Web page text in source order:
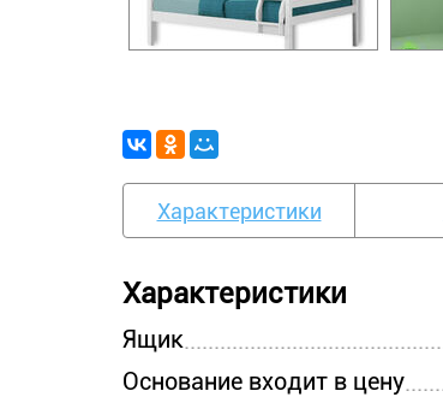
Характеристики
Характеристики
Ящик
Основание входит в цену